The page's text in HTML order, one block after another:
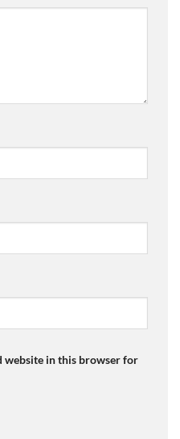
website in this browser for